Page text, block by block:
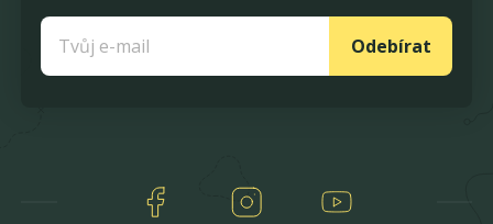
Odebírat
Facebook Instagram